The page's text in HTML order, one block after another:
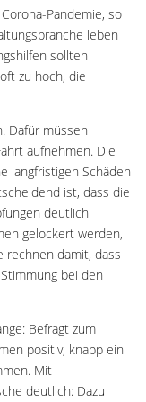
Pandemie, so
leben
sollten
zu hoch, die
Dafür müssen
aufnehmen. Die
langfristigen Schäden
ist, dass die
deutlich
gelockert werden,
rechnen damit, dass
bei den
Befragt zum
positiv, knapp ein
Mit
deutlich: Dazu